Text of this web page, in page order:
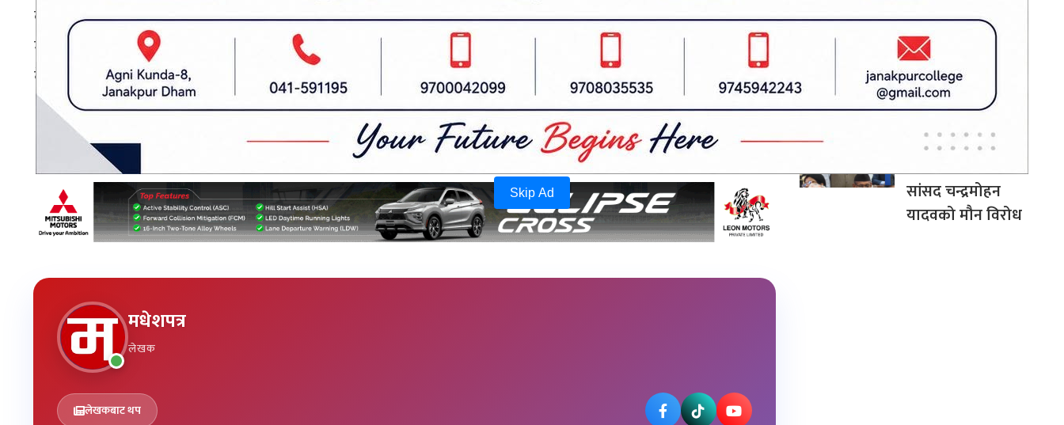
Skip Ad
वन संरक्षण अभियन्ताहरूले पनि सामाजिक सञ्जालको प्रयोग गर्दा संयमता अपनाउन तथा असहमति भए कानुनी र सभ्य
माध्यमबाट आफ्ना धारणा राख्न आग्रह गरेका छन्। वन अतिक्रमण हटाउने विषयलाई लिएर विभिन्न स्थानमा बहस भइरहेका
बेला सामाजिक सद्भाव र कानुनी शासन कायम राख्न सबै पक्ष जिम्मेवार बन्नुपर्ने सरोकारवालाहरूको भनाइ छ।
प्रकाशित मिति: २०८३ असार २, मंगलवार ०७:०४
डिभिजन वन कार्यालय बारा
मधेशपत्र
लेखक
लेखकबाट थप
सिराहामा ९१ किलो
गाँजासहित एकजना
पक्राउ, ४ जना फरार
ढल्केवरमै ट्रमा
सेन्टरको माग :
प्रतिनिधिसभामा
सांसद चन्द्रमोहन
यादवको मौन विरोध